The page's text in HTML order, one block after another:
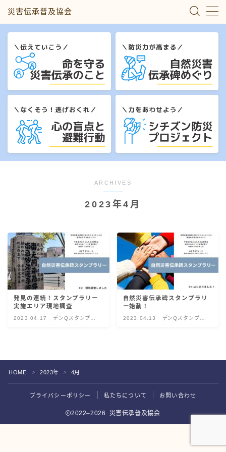
災害伝承普及協会
MENU
災害伝承のこと
自然災害伝承碑めぐり
心の盲点と避難行動
シチズン防災プロジェクト
災害伝承検定
ARCHIVES
2023年4月
発見の連続！スタンプラリー
実施エリア現地調査
2023.04.17
デンQスタンプラ
自然災害伝承碑スタンプラリ
ー始動！
2023.04.13
デンQスタンプラ
HOME ＞ 2023年 ＞ 4月
プライバシーポリシー 私たちについて お問い合わせ
2022–2026 災害伝承普及協会